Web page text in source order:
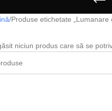
Produse etichetate „Lumanare
niciun produs care să se